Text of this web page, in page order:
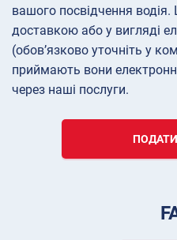
вашого посвідчення
доставкою або у вигляді
(обов’язково уточніть у
приймають вони
через наші послуги.